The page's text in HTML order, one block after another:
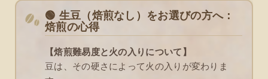
🟢 生豆（焙煎なし）をお選びの方へ：
焙煎の心得
【焙煎難易度と火の入りについて】
豆は、その硬さによって火の入りが変わりま